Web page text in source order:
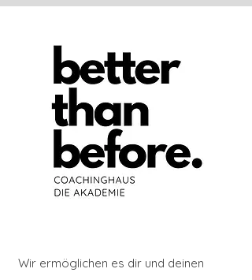
Wir ermöglichen es dir und deinen